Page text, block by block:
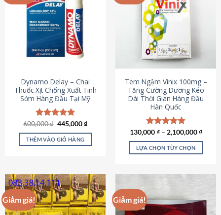
Dynamo Delay – Chai
Thuốc Xịt Chống Xuất Tinh
Sớm Hàng Đầu Tại Mỹ
Được xếp
hạng5.00
5 sao
600,000₫ Giá
là:
600,000 ₫.
445,000₫Giá
tại
THÊM VÀO GIỎ HÀNG
Tem Ngậm Vinix 100mg –
Tăng Cường Dương Kéo
Dài Thời Gian Hàng Đầu
Hàn Quốc
Được xếp
hạng5.00
5 sao
130,000₫– 2,100,000₫
LỰA CHỌN TÙY CHỌN
nhiều
biến
Giảm giá! Giảm giá!